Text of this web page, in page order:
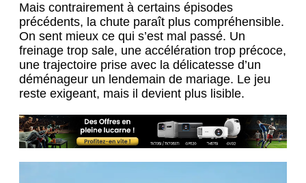
Mais contrairement à certains épisodes
précédents, la chute paraît plus compréhensible.
On sent mieux ce qui s’est mal passé. Un
freinage trop sale, une accélération trop précoce,
une trajectoire prise avec la délicatesse d’un
déménageur un lendemain de mariage. Le jeu
reste exigeant, mais il devient plus lisible.